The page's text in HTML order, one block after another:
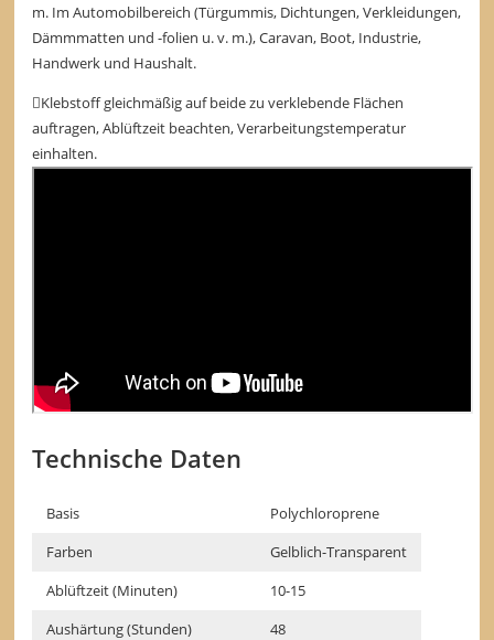
m. Im Automobilbereich (Türgummis, Dichtungen, Verkleidungen,
Dämmmatten und -folien u. v. m.), Caravan, Boot, Industrie,
Handwerk und Haushalt.
Klebstoff gleichmäßig auf beide zu verklebende Flächen
auftragen, Ablüftzeit beachten, Verarbeitungstemperatur
einhalten.
Technische Daten
Basis
Polychloroprene
Farben
Gelblich-Transparent
Ablüftzeit (Minuten)
10-15
Aushärtung (Stunden)
48